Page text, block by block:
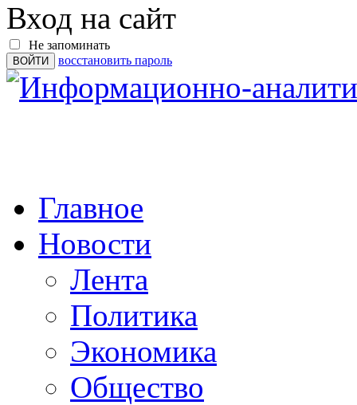
Вход на сайт
Не запоминать
восстановить пароль
Главное
Новости
Лента
Политика
Экономика
Общество